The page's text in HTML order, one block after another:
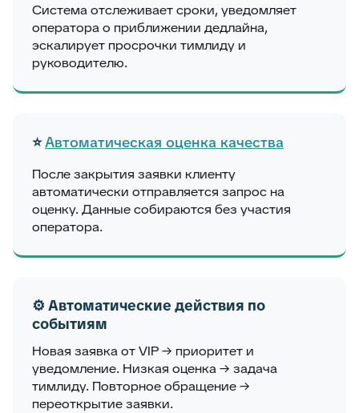
Система отслеживает сроки, уведомляет
оператора о приближении дедлайна,
эскалирует просрочки тимлиду и
руководителю.
⭐Автоматическая оценка качества
После закрытия заявки клиенту
автоматически отправляется запрос на
оценку. Данные собираются без участия
оператора.
⚙️ Автоматические действия по
событиям
Новая заявка от VIP → приоритет и
уведомление. Низкая оценка → задача
тимлиду. Повторное обращение →
переоткрытие заявки.